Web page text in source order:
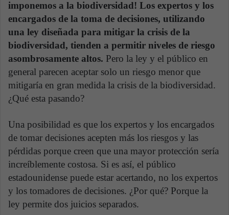
imponemos a la biodiversidad! Los expertos y los
encargados de la toma de decisiones, utilizando
una ley diseñada para mitigar la crisis de la
biodiversidad, tienden a permitir niveles de riesgo
asombrosamente altos. Pero la ley y el público en
general parecen aceptar solo un riesgo menor que
mitigaría en gran medida la crisis de la biodiversidad.
¿Qué esta pasando?
Una posibilidad es que los expertos y los encargados
de tomar decisiones acepten más los riesgos y las
pérdidas porque creen que una mayor protección sería
increíblemente costosa. Si es así, el público
estadounidense puede estar acertando, no los expertos
y los tomadores de decisiones. ¿Por qué? Porque la
ley permite dos juicios separados.